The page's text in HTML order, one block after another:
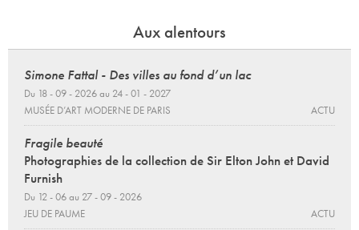
Aux alentours
Simone Fattal - Des villes au fond d’un lac
Du 18 - 09 - 2026 au 24 - 01 - 2027
MUSÉE D’ART MODERNE DE PARIS
ACTU
Fragile beauté
Photographies de la collection de Sir Elton John et David
Furnish
Du 12 - 06 au 27 - 09 - 2026
JEU DE PAUME
ACTU